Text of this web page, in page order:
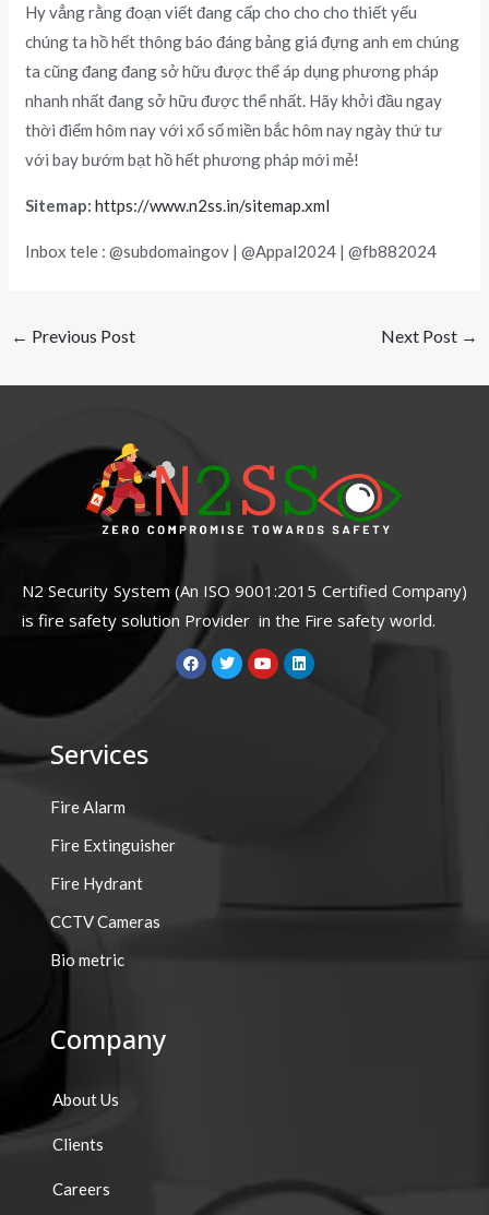
Hy vẳng rằng đoạn viết đang cấp cho cho cho thiết yếu
chúng ta hồ hết thông báo đáng bảng giá đựng anh em chúng
ta cũng đang đang sở hữu được thể áp dụng phương pháp
nhanh nhất đang sở hữu được thể nhất. Hãy khởi đầu ngay
thời điểm hôm nay với xổ số miền bắc hôm nay ngày thứ tư
với bay bướm bạt hồ hết phương pháp mới mẻ!
Sitemap: https://www.n2ss.in/sitemap.xml
Inbox tele : @subdomaingov | @Appal2024 | @fb882024
← Previous Post Next Post →
N2 Security System (An ISO 9001:2015 Certified Company)
is fire safety solution Provider in the Fire safety world.
F
a
c
T
w
i
Y
o
u
L
i
n
Services
Fire Alarm
Fire Extinguisher
Fire Hydrant
CCTV Cameras
Bio metric
Company
About Us
Clients
Careers